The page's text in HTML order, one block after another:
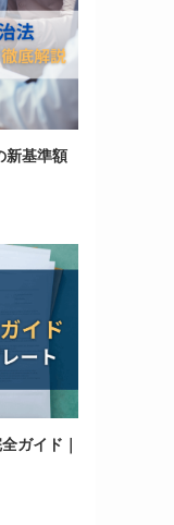
新基準額
ガイド｜